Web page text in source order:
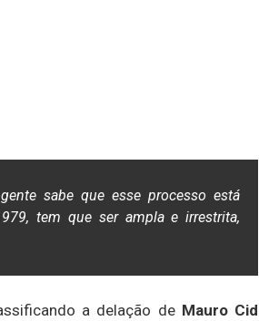
sabe que esse processo está
tem que ser ampla e irrestrita,
a delação de Mauro Cid